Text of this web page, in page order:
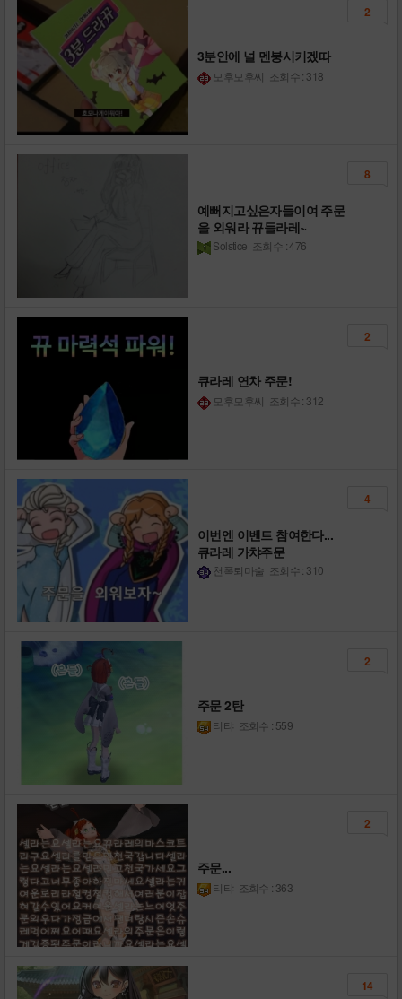
3분안에 널 멘붕시키겠따
모후모후씨 조회수 : 318
2
예뻐지고싶은자들이여 주문
을 외워라 뀨들라레~
Solstice 조회수 : 476
8
큐라레 연차 주문!
모후모후씨 조회수 : 312
2
이번엔 이벤트 참여한다...
큐라레 가챠주문
천폭퇴마술 조회수 : 310
4
주문 2탄
티탸 조회수 : 559
2
주문...
티탸 조회수 : 363
2
14